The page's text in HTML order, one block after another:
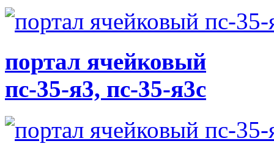
портал ячейковый
пс-35-я3, пс-35-я3с